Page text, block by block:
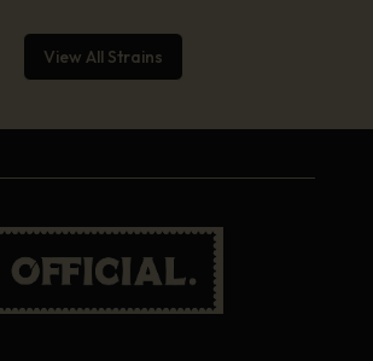
View All Strains